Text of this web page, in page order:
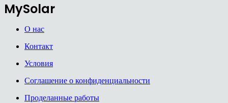
MySolar
О нас
Контакт
Условия
Соглашение о конфиденциальности
Проделанные работы